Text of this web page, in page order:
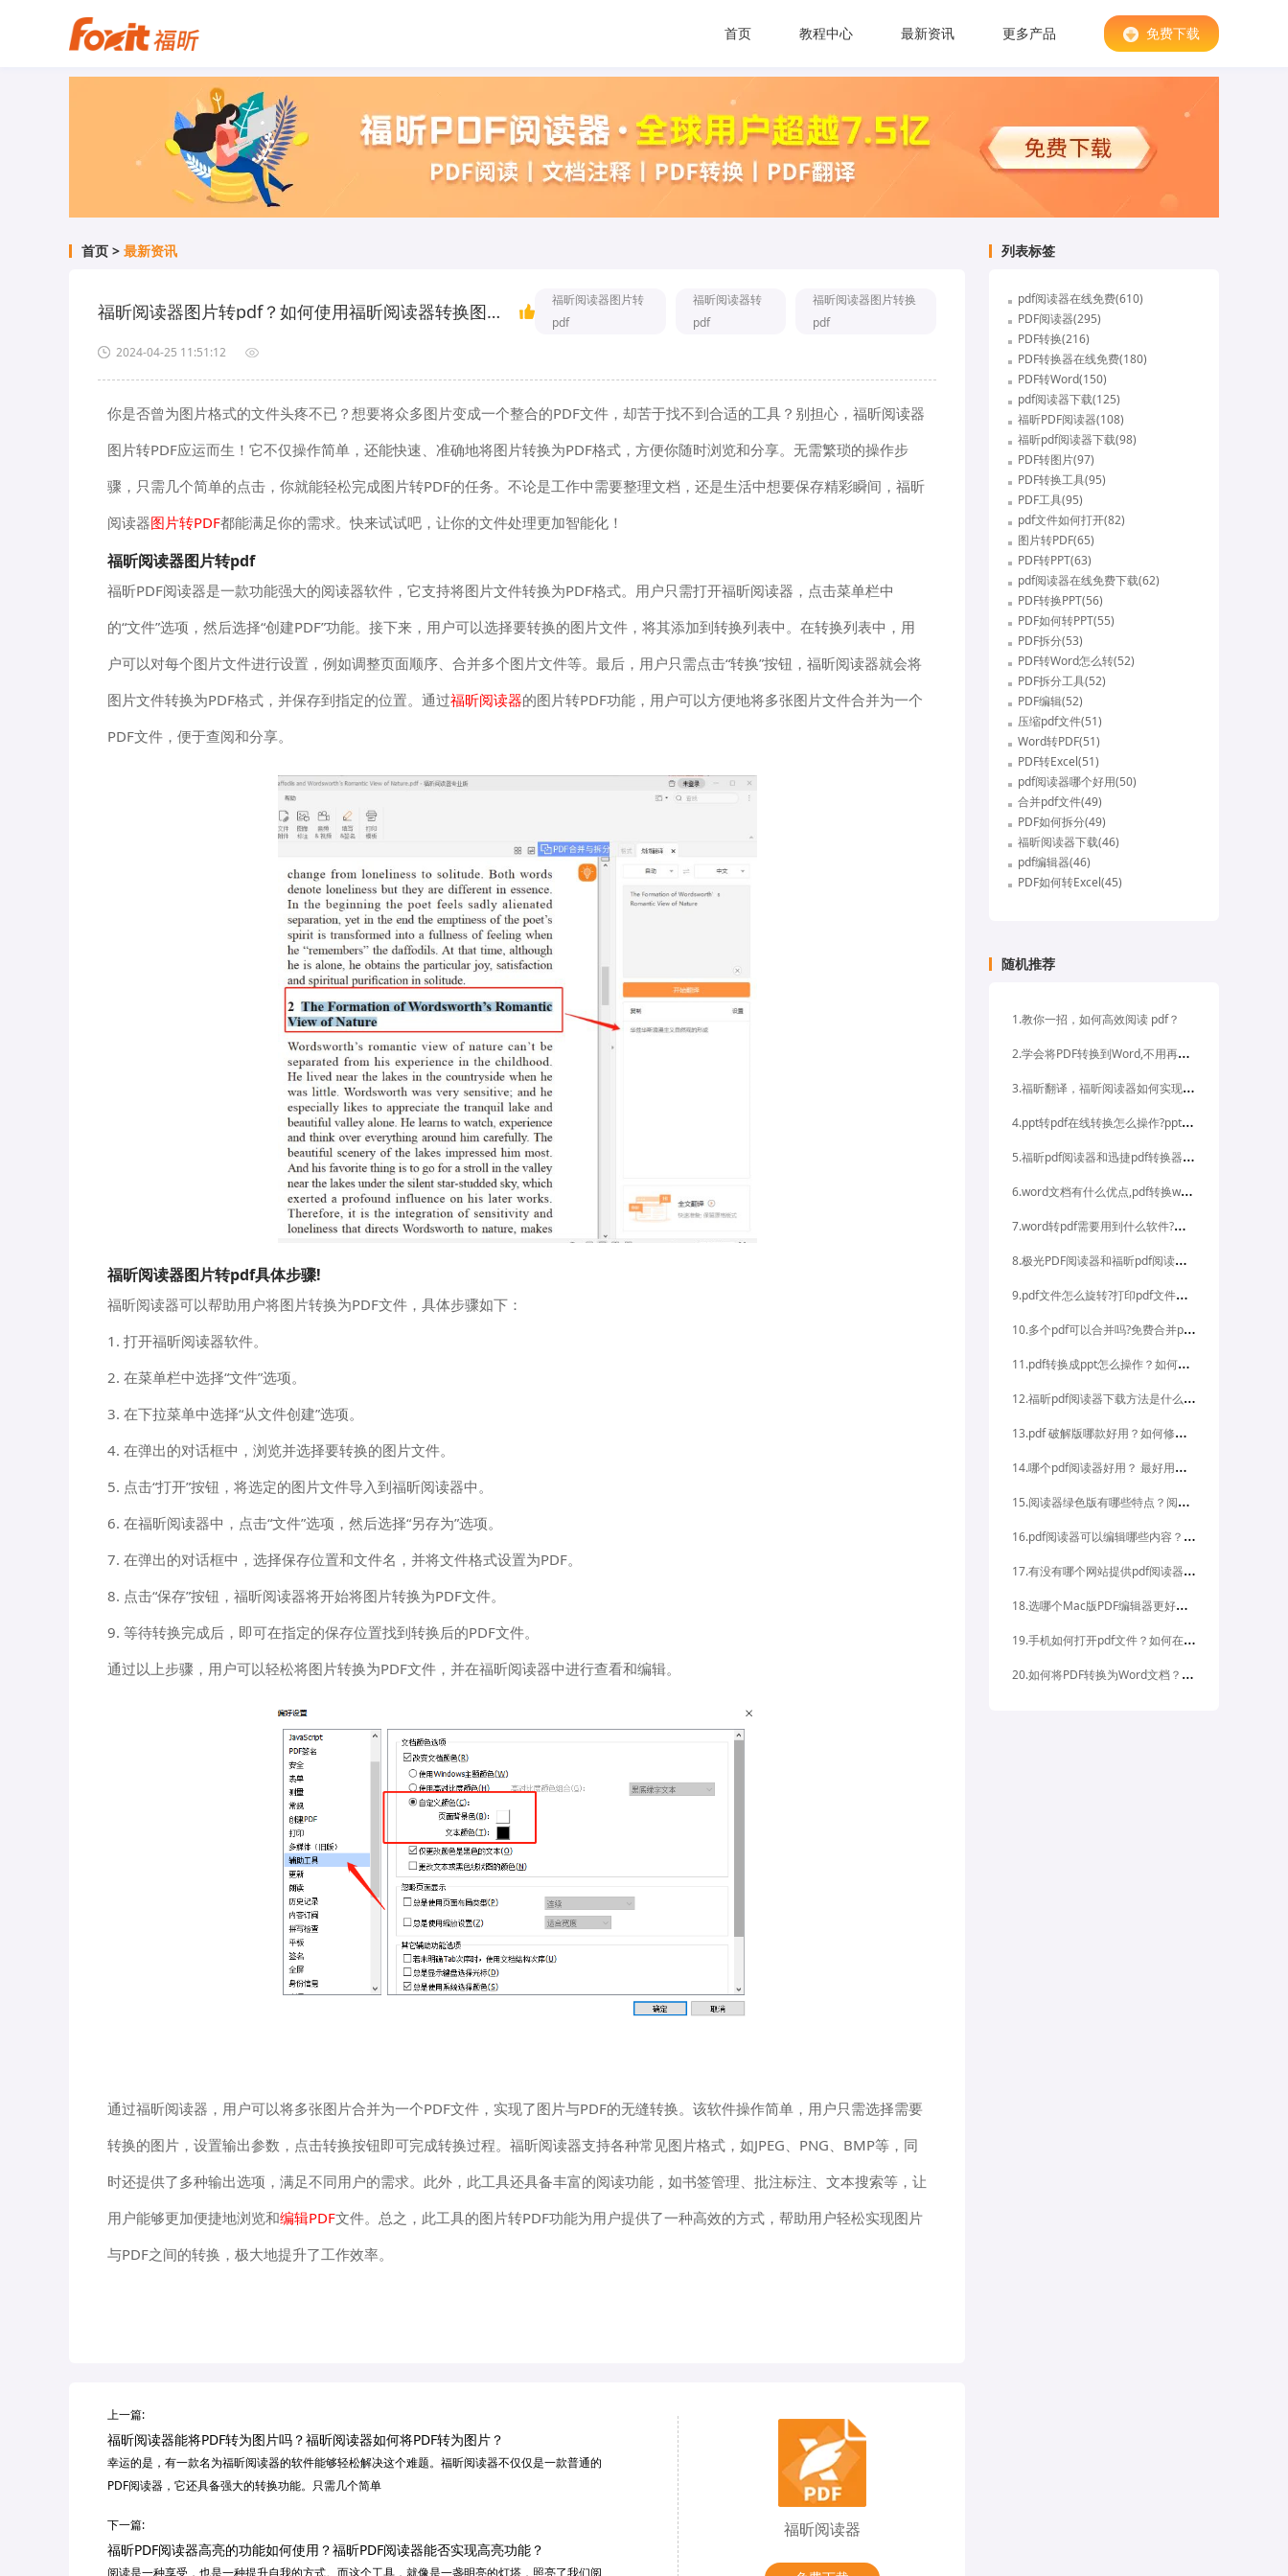
首页 教程中心 最新资讯 更多产品 免费下载
首页 > 最新资讯
福昕阅读器图片转pdf？如何使用福昕阅读器转换图片为pdf？
福昕阅读器图片转
pdf
福昕阅读器转
pdf
福昕阅读器图片转换
pdf
2024-04-25 11:51:12
你是否曾为图片格式的文件头疼不已？想要将众多图片变成一个整合的PDF文件，却苦于找不到合适的工具？别担心，福昕阅读器
图片转PDF应运而生！它不仅操作简单，还能快速、准确地将图片转换为PDF格式，方便你随时浏览和分享。无需繁琐的操作步
骤，只需几个简单的点击，你就能轻松完成图片转PDF的任务。不论是工作中需要整理文档，还是生活中想要保存精彩瞬间，福昕
阅读器图片转PDF都能满足你的需求。快来试试吧，让你的文件处理更加智能化！
福昕阅读器图片转pdf
福昕PDF阅读器是一款功能强大的阅读器软件，它支持将图片文件转换为PDF格式。用户只需打开福昕阅读器，点击菜单栏中
的“文件”选项，然后选择“创建PDF”功能。接下来，用户可以选择要转换的图片文件，将其添加到转换列表中。在转换列表中，用
户可以对每个图片文件进行设置，例如调整页面顺序、合并多个图片文件等。最后，用户只需点击“转换”按钮，福昕阅读器就会将
图片文件转换为PDF格式，并保存到指定的位置。通过福昕阅读器的图片转PDF功能，用户可以方便地将多张图片文件合并为一个
PDF文件，便于查阅和分享。
福昕阅读器图片转pdf具体步骤!
福昕阅读器可以帮助用户将图片转换为PDF文件，具体步骤如下：
1. 打开福昕阅读器软件。
2. 在菜单栏中选择“文件”选项。
3. 在下拉菜单中选择“从文件创建”选项。
4. 在弹出的对话框中，浏览并选择要转换的图片文件。
5. 点击“打开”按钮，将选定的图片文件导入到福昕阅读器中。
6. 在福昕阅读器中，点击“文件”选项，然后选择“另存为”选项。
7. 在弹出的对话框中，选择保存位置和文件名，并将文件格式设置为PDF。
8. 点击“保存”按钮，福昕阅读器将开始将图片转换为PDF文件。
9. 等待转换完成后，即可在指定的保存位置找到转换后的PDF文件。
通过以上步骤，用户可以轻松将图片转换为PDF文件，并在福昕阅读器中进行查看和编辑。
通过福昕阅读器，用户可以将多张图片合并为一个PDF文件，实现了图片与PDF的无缝转换。该软件操作简单，用户只需选择需要
转换的图片，设置输出参数，点击转换按钮即可完成转换过程。福昕阅读器支持各种常见图片格式，如JPEG、PNG、BMP等，同
时还提供了多种输出选项，满足不同用户的需求。此外，此工具还具备丰富的阅读功能，如书签管理、批注标注、文本搜索等，让
用户能够更加便捷地浏览和编辑PDF文件。总之，此工具的图片转PDF功能为用户提供了一种高效的方式，帮助用户轻松实现图片
与PDF之间的转换，极大地提升了工作效率。
上一篇:
福昕阅读器能将PDF转为图片吗？福昕阅读器如何将PDF转为图片？
幸运的是，有一款名为福昕阅读器的软件能够轻松解决这个难题。福昕阅读器不仅仅是一款普通的
PDF阅读器，它还具备强大的转换功能。只需几个简单
下一篇:
福昕PDF阅读器高亮的功能如何使用？福昕PDF阅读器能否实现高亮功能？
阅读是一种享受，也是一种提升自我的方式。而这个工具，就像是一盏明亮的灯塔，照亮了我们阅
福昕阅读器
列表标签
pdf阅读器在线免费(610)
PDF阅读器(295)
PDF转换(216)
PDF转换器在线免费(180)
PDF转Word(150)
pdf阅读器下载(125)
福昕PDF阅读器(108)
福昕pdf阅读器下载(98)
PDF转图片(97)
PDF转换工具(95)
PDF工具(95)
pdf文件如何打开(82)
图片转PDF(65)
PDF转PPT(63)
pdf阅读器在线免费下载(62)
PDF转换PPT(56)
PDF如何转PPT(55)
PDF拆分(53)
PDF转Word怎么转(52)
PDF拆分工具(52)
PDF编辑(52)
压缩pdf文件(51)
Word转PDF(51)
PDF转Excel(51)
pdf阅读器哪个好用(50)
合并pdf文件(49)
PDF如何拆分(49)
福昕阅读器下载(46)
pdf编辑器(46)
PDF如何转Excel(45)
随机推荐
1.教你一招，如何高效阅读 pdf？
2
.学会将PDF转换到Word,不用再加班
3
.福昕翻译，福昕阅读器如何实现PDF翻译呢
4
.ppt转pdf在线转换怎么操作?ppt转pdf有什么好处?
5
.福昕pdf阅读器和迅捷pdf转换器在线转换时用哪个好
6
.word文档有什么优点,pdf转换word文档最省事的方法是什么
7
.word转pdf需要用到什么软件?在软件中如何操作?
8
.极光PDF阅读器和福昕pdf阅读器哪款是真正绿色免费的软件
9
.pdf文件怎么旋转?打印pdf文件的方法是什么?
1
0.多个pdf可以合并吗?免费合并pdf文件的软件推荐
1
1.pdf转换成ppt怎么操作？如何插入PDF备注？
1
2.福昕pdf阅读器下载方法是什么？福昕阅读器的优势
1
3.pdf 破解版哪款好用？如何修改pdf图片大小和透明度？
1
4.哪个pdf阅读器好用？ 最好用的pdf阅读器是哪个？
1
5.阅读器绿色版有哪些特点？阅读器绿色版如何下载安装？
1
6.pdf阅读器可以编辑哪些内容？pdf阅读器可以实现哪些编辑功能？
1
7.有没有哪个网站提供pdf阅读器下载中文版？如何在哪里找到pdf阅读器下载中文版？
1
8.选哪个Mac版PDF编辑器更好用？如何选择适合国内Mac版PDF编辑器？
1
9.手机如何打开pdf文件？如何在手机上打开pdf文件？
2
0.如何将PDF转换为Word文档？PDF转Word如何操作？